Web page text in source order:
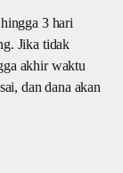
3 hari
Jika tidak
akhir waktu
dan dana akan